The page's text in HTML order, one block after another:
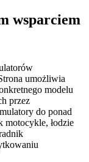
wsparciem
umożliwia
modelu
przez
do ponad
motocykle, łodzie